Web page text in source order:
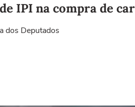
IPI na compra de
dos Deputados